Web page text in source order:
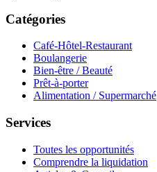
Catégories
Café-Hôtel-Restaurant
Boulangerie
Bien-être / Beauté
Prêt-à-porter
Alimentation / Supermarché
Services
Toutes les opportunités
Comprendre la liquidation